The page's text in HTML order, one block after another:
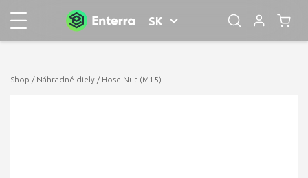
SK
Shop / Náhradné diely / Hose Nut (M15)